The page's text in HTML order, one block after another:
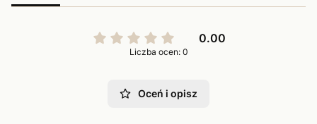
0.00
Liczba ocen: 0
Oceń i opisz